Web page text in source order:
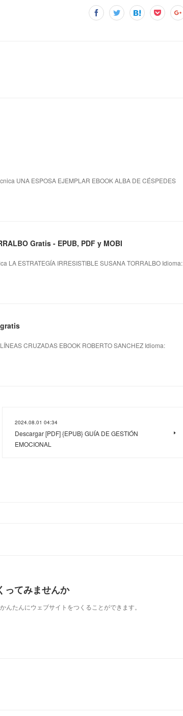
UNA ESPOSA EJEMPLAR EBOOK ALBA DE CÉSPEDES
Gratis - EPUB, PDF y MOBI
LA ESTRATEGÍA IRRESISTIBLE SUSANA TORRALBO Idioma:
CRUZADAS EBOOK ROBERTO SANCHEZ Idioma:
2024.08.01 04:34
Descargar [PDF] {EPUB} GUÍA DE GESTIÓN
EMOCIONAL
ってみませんか
んたんにウェブサイトをつくることができます。